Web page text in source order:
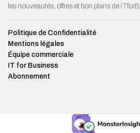
les nouveautés, offres et bon plans de
Politique de Confidentialité
Mentions légales
Équipe commerciale
IT for Business
Abonnement